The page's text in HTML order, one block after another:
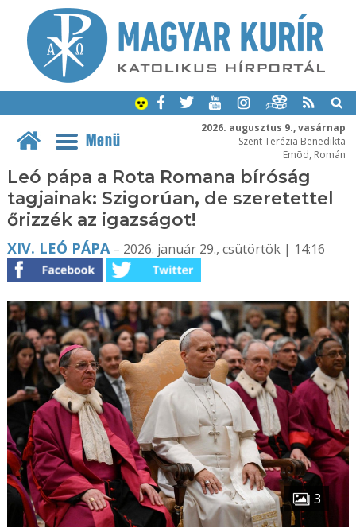
2026. augusztus 9., vasárnap
Szent Terézia Benedikta
Emõd, Román
Menü
Leó pápa a Rota Romana bíróság
tagjainak: Szigorúan, de szeretettel
őrizzék az igazságot!
XIV. LEÓ PÁPA– 2026. január 29., csütörtök | 14:16
3